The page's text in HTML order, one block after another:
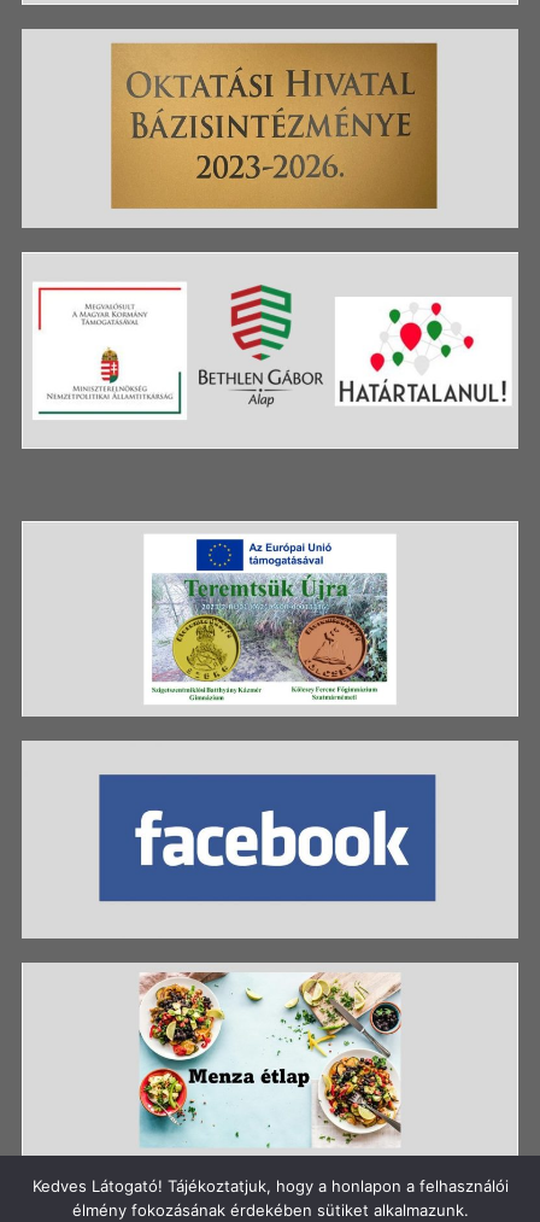
Kedves Látogató! Tájékoztatjuk, hogy a honlapon a felhasználói
élmény fokozásának érdekében sütiket alkalmazunk.